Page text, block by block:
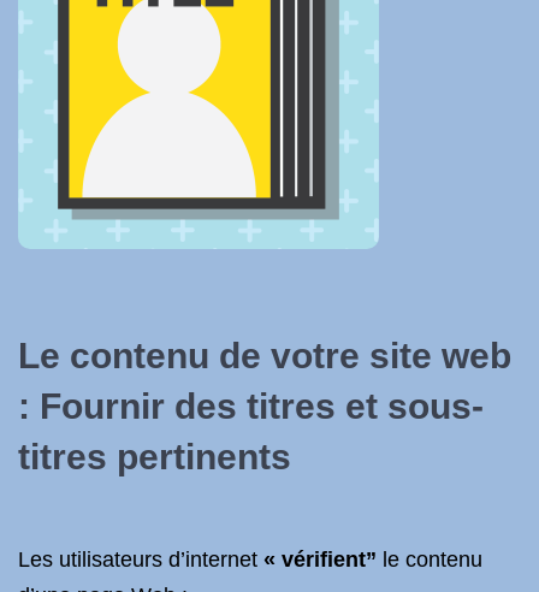
Le contenu de votre site web
: Fournir des titres et sous-
titres pertinents
Les utilisateurs d’internet « vérifient” le contenu